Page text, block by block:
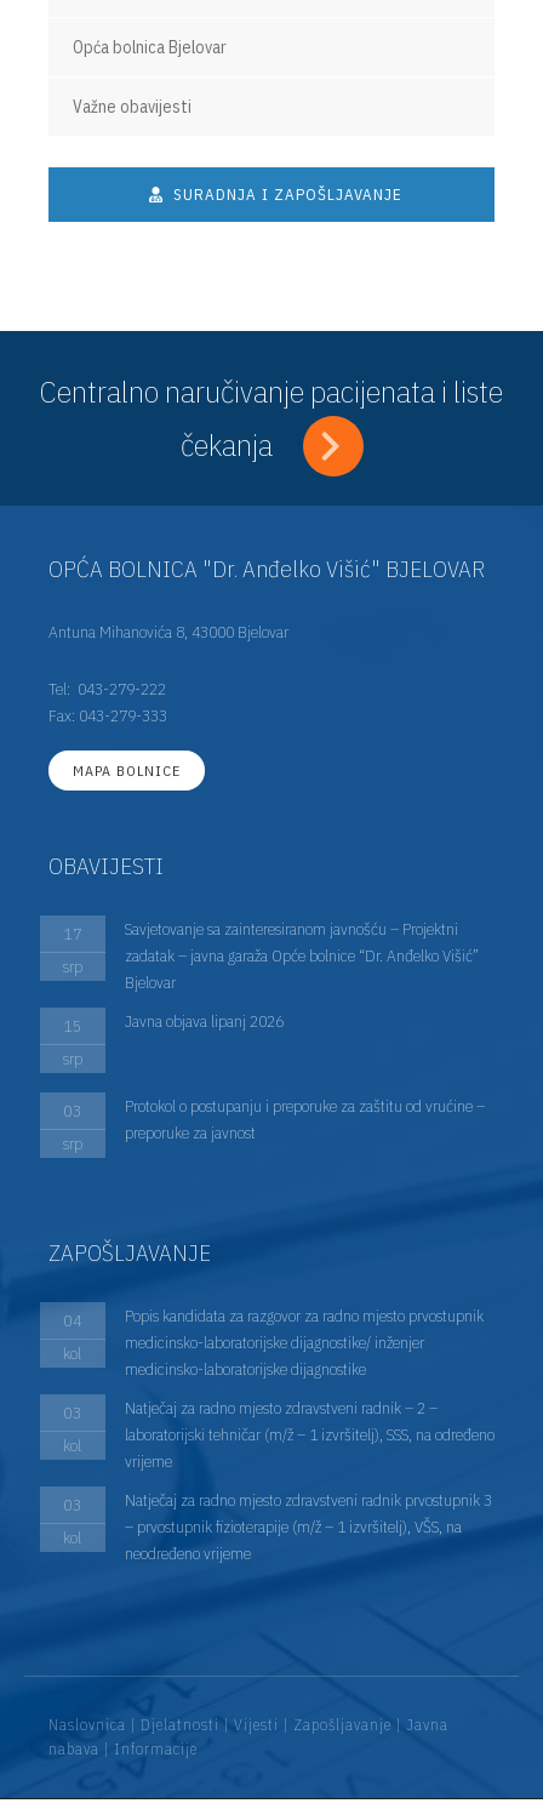
Opća bolnica Bjelovar
Važne obavijesti
SURADNJA I ZAPOŠLJAVANJE
Centralno naručivanje pacijenata i liste
čekanja
OPĆA BOLNICA "Dr. Anđelko Višić" BJELOVAR
Antuna Mihanovića 8, 43000 Bjelovar
Tel: 043-279-222
Fax: 043-279-333
MAPA BOLNICE
OBAVIJESTI
17
srp
Savjetovanje sa zainteresiranom javnošću – Projektni
zadatak – javna garaža Opće bolnice “Dr. Anđelko Višić”
Bjelovar
15
srp
Javna objava lipanj 2026
03
srp
Protokol o postupanju i preporuke za zaštitu od vrućine –
preporuke za javnost
ZAPOŠLJAVANJE
04
kol
Popis kandidata za razgovor za radno mjesto prvostupnik
medicinsko-laboratorijske dijagnostike/ inženjer
medicinsko-laboratorijske dijagnostike
03
kol
Natječaj za radno mjesto zdravstveni radnik – 2 –
laboratorijski tehničar (m/ž – 1 izvršitelj), SSS, na određeno
vrijeme
03
kol
Natječaj za radno mjesto zdravstveni radnik prvostupnik 3
– prvostupnik fizioterapije (m/ž – 1 izvršitelj), VŠS, na
neodređeno vrijeme
Naslovnica | Djelatnosti | Vijesti | Zapošljavanje | Javna
nabava | Informacije